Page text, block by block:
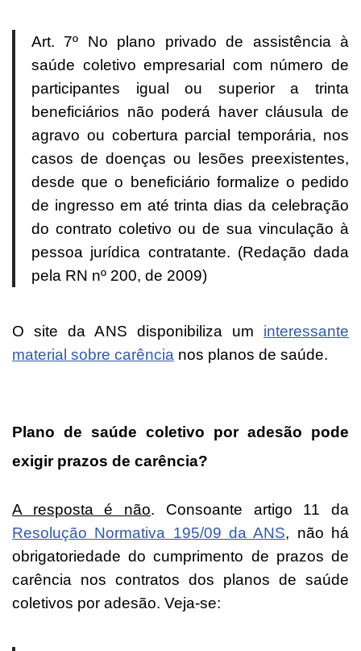
Art. 7º No plano privado de assistência à
saúde coletivo empresarial com número de
participantes igual ou superior a trinta
beneficiários não poderá haver cláusula de
agravo ou cobertura parcial temporária, nos
casos de doenças ou lesões preexistentes,
desde que o beneficiário formalize o pedido
de ingresso em até trinta dias da celebração
do contrato coletivo ou de sua vinculação à
pessoa jurídica contratante. (Redação dada
pela RN nº 200, de 2009)
O site da ANS disponibiliza um interessante
material sobre carência nos planos de saúde.
Plano de saúde coletivo por adesão pode
exigir prazos de carência?
A resposta é não. Consoante artigo 11 da
Resolução Normativa 195/09 da ANS, não há
obrigatoriedade do cumprimento de prazos de
carência nos contratos dos planos de saúde
coletivos por adesão. Veja-se: